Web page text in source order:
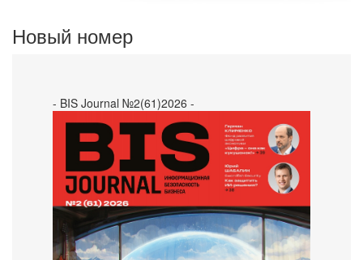
Новый номер
- BIS Journal №2(61)2026 -